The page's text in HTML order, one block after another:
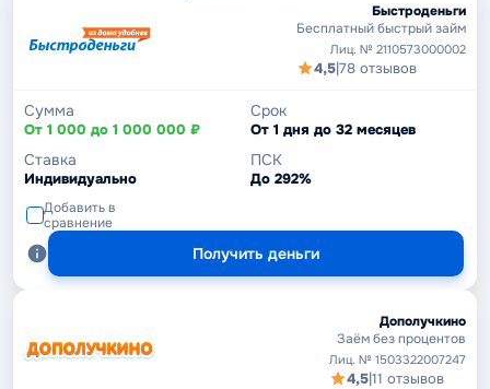
Быстроденьги
Бесплатный быстрый займ
Лиц. № 2110573000002
4,5|78 отзывов
Сумма
От 1 000 до 1 000 000 ₽
Срок
От 1 дня до 32 месяцев
Ставка
Индивидуально
ПСК
До 292%
Добавить в
сравнение
Получить деньги
Дополучкино
Заём без процентов
Лиц. № 1503322007247
4,5|11 отзывов